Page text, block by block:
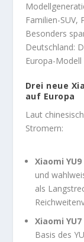
Familien-SUV,
Besonders
Deutschland:
Europa-
Drei neue
auf Europa
Laut
Stromern:
Xiaomi YU9
und
als
Xiaomi YU7
Basis des